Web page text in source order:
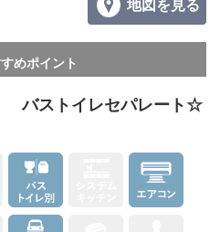
地図を見る
めポイント
バストイレセパレート☆